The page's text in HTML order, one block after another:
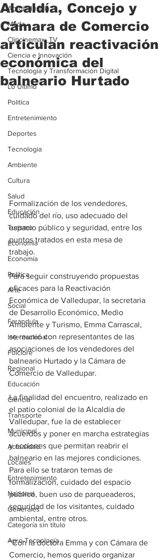
Agroindustria
Moda
Clipcinemax_TV
Ciencia e Innovación
Tecnología y Transformación Digital
Lo Ultimo
Politica
Entretenimiento
Deportes
Tecnologia
Ambiente
Cultura
Salud
Educación
Turismo
Economía
Economía
Política
Arte
Social
Farandula
Internacional
Folclore
Regional
Educación
Ciencia
Transporte
Municipal
Actualidad
Locales
Entretenimiento
Nacional
Generales
Categoría sin título
Agro-Tecnología
Alcaldía, Concejo y
Cámara de Comercio
articulan reactivación
económica del
balneario Hurtado
Formalización de los vendedores,
cuidado del río, uso adecuado del
espacio público y seguridad, entre los
puntos tratados en esta mesa de
trabajo.
Para seguir construyendo propuestas
eficaces para la Reactivación
Económica de Valledupar, la secretaria
de Desarrollo Económico, Medio
Ambiente y Turismo, Emma Carrascal,
se reunió con representantes de las
asociaciones de los vendedores del
balneario Hurtado y la Cámara de
Comercio de Valledupar.
La finalidad del encuentro, realizado en
el patio colonial de la Alcaldía de
Valledupar, fue la de establecer
acuerdos y poner en marcha estrategias
y acciones que permitan reabrir el
balneario en las mejores condiciones.
Para ello se trataron temas de
formalización, cuidado del espacio
público, buen uso de parqueaderos,
seguridad de los visitantes, cuidado
ambiental, entre otros.
“Con la doctora Emma y con Cámara de
Comercio, hemos querido organizar